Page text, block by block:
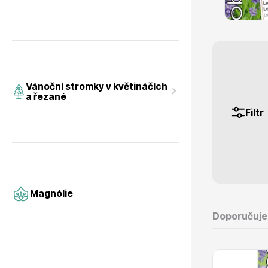
Azalky a
Filtr
Vánoční stromky v květináčích
a řezané
Magnólie